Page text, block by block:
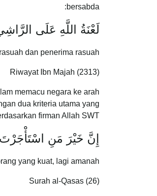
bersabda:
لَعْنَةُ اللَّهِ عَلَى
dan penerima rasuah
Riwayat Ibn Majah (2313)
memacu negara ke arah
dua kriteria utama yang
firman Allah SWT:
إِنَّ خَيْرَ مَنِ اسْتَأْجَرْتَ
yang kuat, lagi amanah."
Surah al-Qasas (26)